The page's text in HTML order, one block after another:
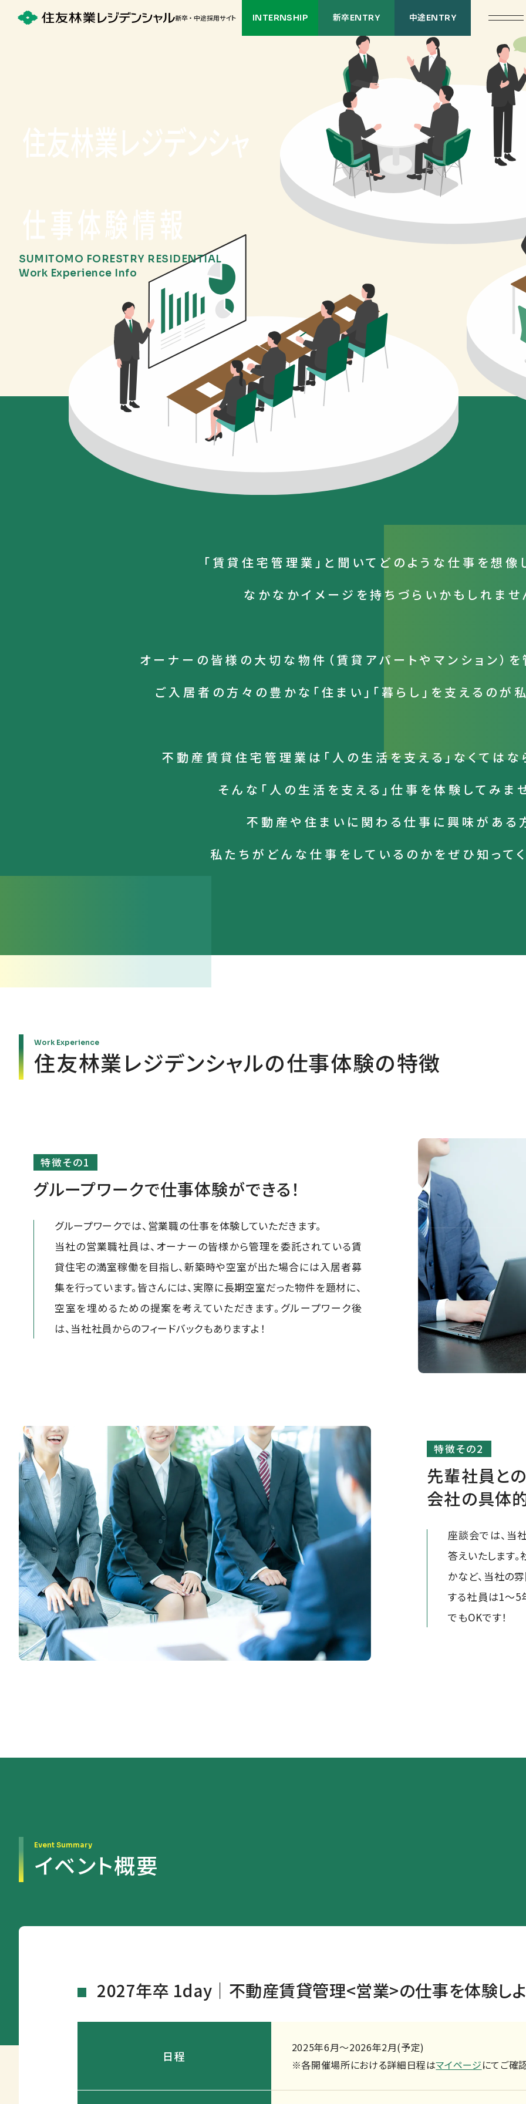
新卒 ・ 中途採用サイト INTERNSHIP 新卒ENTRY 中途ENTRY
住友林業レジデンシャ
仕事体験情報
SUMITOMO FORESTRY RESIDENTIAL
Work Experience Info
「賃貸住宅管理業」と聞いて どのような仕事を想像
なかなかイメージを持ちづらいかもしれませ
オーナーの皆様の大切な物件 （賃貸アパートやマンション）を
ご入居者の方々の 豊かな「住まい」「暮らし」を支えるのが
不動産賃貸住宅管理業は 「人の生活を支える」なくてはな
そんな「人の生活を支える」仕事を体験してみま
不動産や住まいに関わる仕事に 興味がある
私たちがどんな仕事をしているのかをぜひ知って
Work Experience
住友林業レジデンシャルの仕事体験の特徴
グループワークで仕事体験ができる！
グループワークでは、営業職の仕事を体験していただきます。
当社の営業職社員は、オーナーの皆様から管理を委託されている賃
貸住宅の満室稼働を目指し、新築時や空室が出た場合には入居者募
集を行っています。皆さんには、実際に長期空室だった物件を題材に、
空室を埋めるための提案を考えていただきます。グループワーク後
は、当社社員からのフィードバックもありますよ！
先輩社員と
会社の具体
座談会では、当
答えいたします
かなど、当社の
する社員は1～5
でもOKです！
Event Summary
イベント概要
2027年卒 1day｜ 不動産賃貸管理<営業>の仕事を体験しよ
日程
2025年6月～2026年2月(予定)
※各開催場所における詳細日程はマイページにてご確